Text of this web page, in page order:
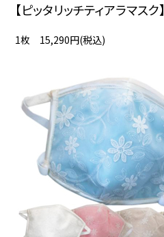
【ピッタリッチティアラマスク】
1枚 15,290円(税込)